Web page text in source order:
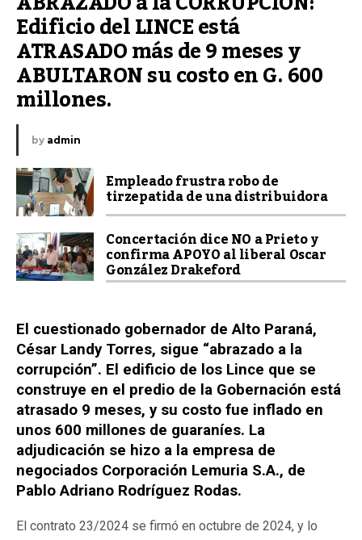
Edificio del LINCE está
ATRASADO más de 9 meses y
ABULTARON su costo en G. 600
millones.
by admin
Empleado frustra robo de
tirzepatida de una distribuidora
Concertación dice NO a Prieto y
confirma APOYO al liberal Oscar
González Drakeford
El cuestionado gobernador de Alto Paraná,
César Landy Torres, sigue “abrazado a la
corrupción”. El edificio de los Lince que se
construye en el predio de la Gobernación está
atrasado 9 meses, y su costo fue inflado en
unos 600 millones de guaraníes. La
adjudicación se hizo a la empresa de
negociados Corporación Lemuria S.A., de
Pablo Adriano Rodríguez Rodas.
El contrato 23/2024 se firmó en octubre de 2024, y lo